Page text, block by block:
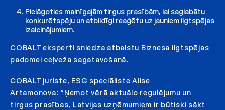
Pielāgoties mainīgajām tirgus prasībām, lai saglabātu
konkurētspēju un atbildīgi reaģētu uz jauniem ilgtspējas
izaicinājumiem.
COBALT eksperti sniedza atbalstu Biznesa ilgtspējas
padomei ceļveža sagatavošanā.
COBALT juriste, ESG speciāliste Alise
Artamonova: “Ņemot vērā aktuālo regulējumu un
tirgus prasības, Latvijas uzņēmumiem ir būtiski sākt